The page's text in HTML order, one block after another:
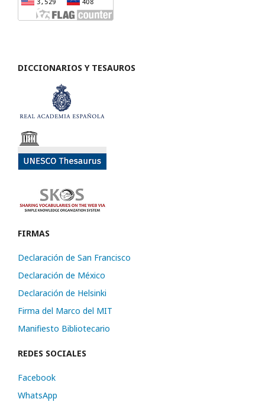
DICCIONARIOS Y TESAUROS
FIRMAS
Declaración de San Francisco
Declaración de México
Declaración de Helsinki
Firma del Marco del MIT
Manifiesto Bibliotecario
REDES SOCIALES
Facebook
WhatsApp